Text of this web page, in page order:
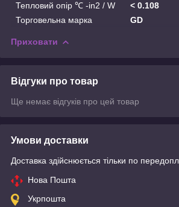
Тепловий опір ℃ -in2 / W
< 0.108
Торговельна марка
GD
Приховати
Відгуки про товар
Ще немає відгуків про цей товар
Умови доставки
Доставка здійснюється тільки по
Нова Пошта
Укрпошта